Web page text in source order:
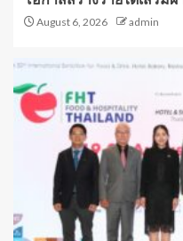
August 6, 2026 admin